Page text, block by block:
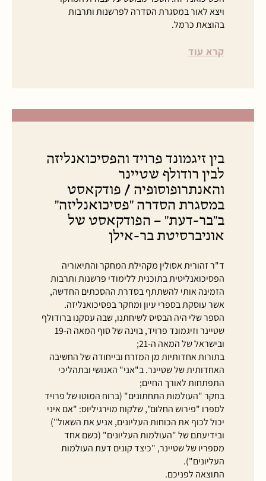
ויצא לאור במסגרת הסדרה לפרשנות ותרבות
בהוצאת כרמל.
קרא עוד
בין זיגמונד פרויד והפסיכואנליזה
לבין רודולף שטיינר
והאנתרופוסופיה / פודקאסט
במסגרת הסדרה "פסיכואנליזה"
ב"בר-דעת" – הפודקאסט של
אוניברסיטת בר-אילן
ד"ר זהורית אסולין מקהילת המחקר והתיאוריה
הפסיכואנליטית בתוכנית ללימודי פרשנות ותרבות
הזמינה אותי להשתתף בסדרת ההסכתים החדשה,
אשר עוסקת בספרי עיון ומחקר בפסיכואנליזה.
הספר שלי היה הבסיס לשיחתנו, שבה עסקנו ברודולף
שטיינר וזיגמונד פרויד, בוינה של סוף המאה ה-19
ובישראל של המאה ה-21;
בתורות אחדותיות מן המזרח ובייחודה של החשיבה
האחדותית של שטיינר. ב"אני" האנושי ובתהליכי
התפתחות לאורך החיים;
בחקר "העולמות התחתונים" (ברוח המוטו של פרויד
לספרו "פירוש החלום", שלקוח מוירגיליוס: "אם איני
יכול לכוף את הכוחות העליונים, אניע את השאול")
ובידיעתם של "העולמות העליונים" (כשם אחד
מספריו של שטיינר, "כיצד קונים דעת העולמות
העליונים").
התוצאה לפניכם.